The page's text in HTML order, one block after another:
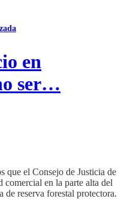
en
ser…
que el Consejo de Justicia de
en la parte alta del
de reserva forestal protectora.